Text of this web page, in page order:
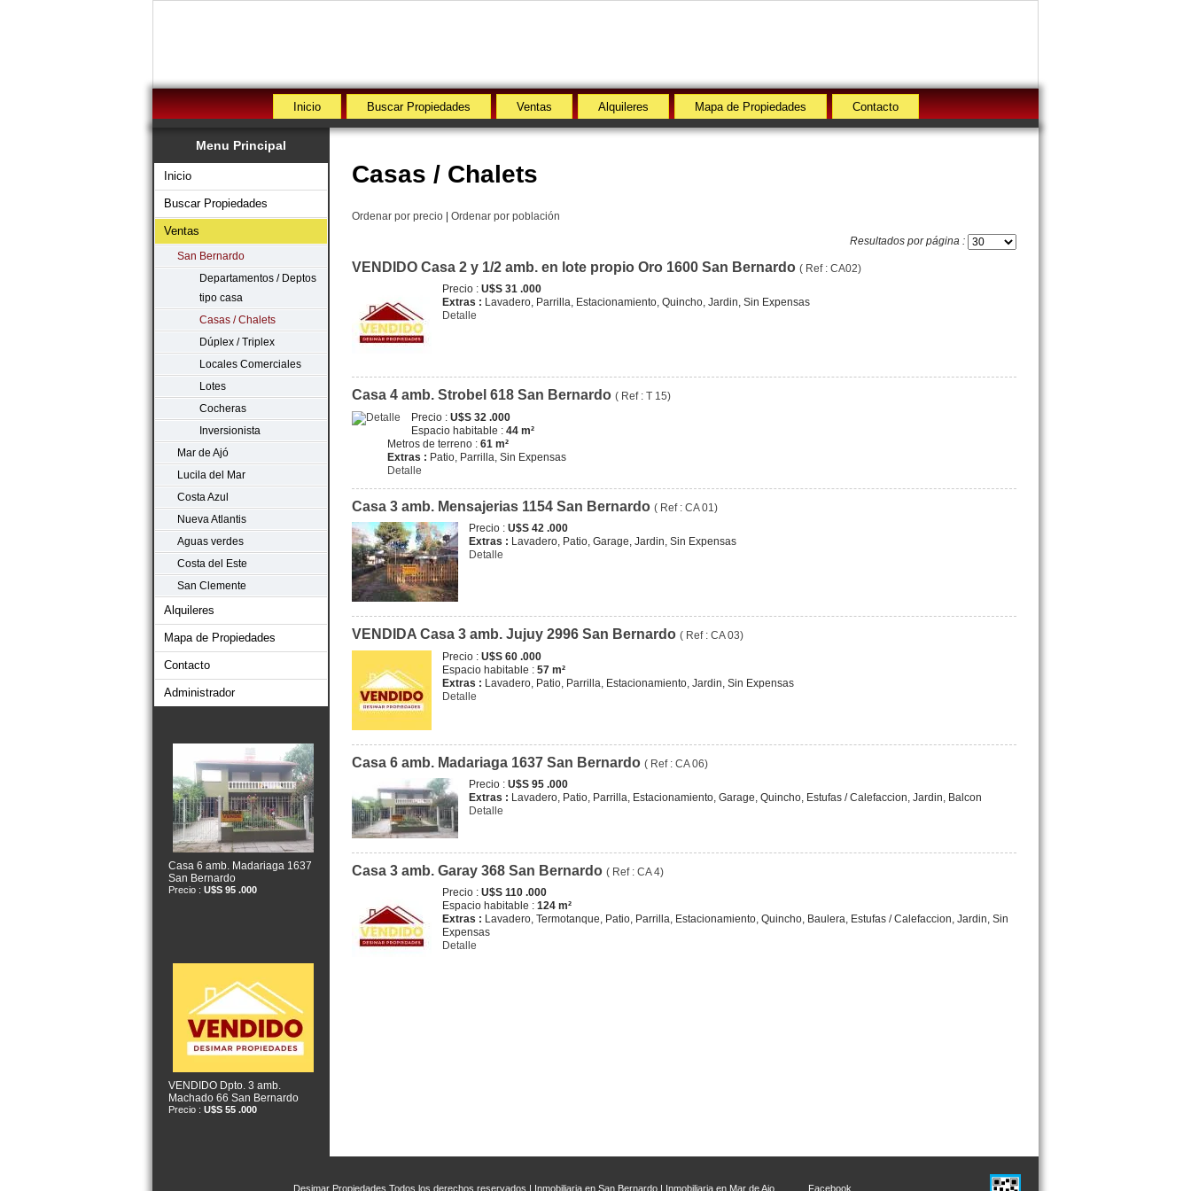
Inicio Buscar Propiedades Ventas Alquileres Mapa de Propiedades Contacto
Menu Principal
Inicio
Buscar Propiedades
Ventas
San Bernardo
Departamentos / Deptos
tipo casa
Casas / Chalets
Dúplex / Triplex
Locales Comerciales
Lotes
Cocheras
Inversionista
Mar de Ajó
Lucila del Mar
Costa Azul
Nueva Atlantis
Aguas verdes
Costa del Este
San Clemente
Alquileres
Mapa de Propiedades
Contacto
Administrador
Casa 6 amb. Madariaga 1637
San Bernardo
Precio : U$S 95 .000
VENDIDO Dpto. 3 amb.
Machado 66 San Bernardo
Precio : U$S 55 .000
Casas / Chalets
Ordenar por precio Ordenar por población
Resultados por página :
VENDIDO Casa 2 y 1/2 amb. en lote propio Oro 1600 San Bernardo ( Ref : CA02)
Precio : U$S 31 .000
Extras : Lavadero, Parrilla, Estacionamiento, Quincho, Jardin, Sin Expensas
Detalle
Casa 4 amb. Strobel 618 San Bernardo ( Ref : T 15)
Precio : U$S 32 .000
Espacio habitable : 44 m²
Metros de terreno : 61 m²
Extras : Patio, Parrilla, Sin Expensas
Detalle
Casa 3 amb. Mensajerias 1154 San Bernardo ( Ref : CA 01)
Precio : U$S 42 .000
Extras : Lavadero, Patio, Garage, Jardin, Sin Expensas
Detalle
VENDIDA Casa 3 amb. Jujuy 2996 San Bernardo ( Ref : CA 03)
Precio : U$S 60 .000
Espacio habitable : 57 m²
Extras : Lavadero, Patio, Parrilla, Estacionamiento, Jardin, Sin Expensas
Detalle
Casa 6 amb. Madariaga 1637 San Bernardo ( Ref : CA 06)
Precio : U$S 95 .000
Extras : Lavadero, Patio, Parrilla, Estacionamiento, Garage, Quincho, Estufas / Calefaccion, Jardin, Balcon
Detalle
Casa 3 amb. Garay 368 San Bernardo ( Ref : CA 4)
Precio : U$S 110 .000
Espacio habitable : 124 m²
Extras : Lavadero, Termotanque, Patio, Parrilla, Estacionamiento, Quincho, Baulera, Estufas / Calefaccion, Jardin, Sin
Expensas
Detalle
Desimar Propiedades Todos los derechos reservados | Inmobiliaria en San Bernardo| Inmobiliaria en Mar de Ajo Facebook